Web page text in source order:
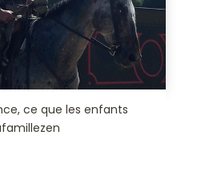
ce que les enfants